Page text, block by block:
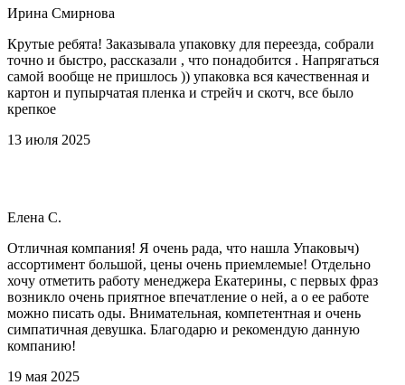
Ирина Смирнова
Крутые ребята! Заказывала упаковку для переезда, собрали
точно и быстро, рассказали , что понадобится . Напрягаться
самой вообще не пришлось )) упаковка вся качественная и
картон и пупырчатая пленка и стрейч и скотч, все было
крепкое
13 июля 2025
Елена С.
Отличная компания! Я очень рада, что нашла Упаковыч)
ассортимент большой, цены очень приемлемые! Отдельно
хочу отметить работу менеджера Екатерины, с первых фраз
возникло очень приятное впечатление о ней, а о ее работе
можно писать оды. Внимательная, компетентная и очень
симпатичная девушка. Благодарю и рекомендую данную
компанию!
19 мая 2025